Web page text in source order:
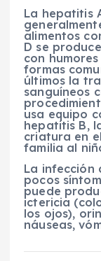
La hepatitis
alimentos
D se
con
formas
últimos la
sanguíneos
usa equipo
hepatitis B,
criatura en
familia al
La infección
pocos
puede
ictericia
los ojos),
náuseas,